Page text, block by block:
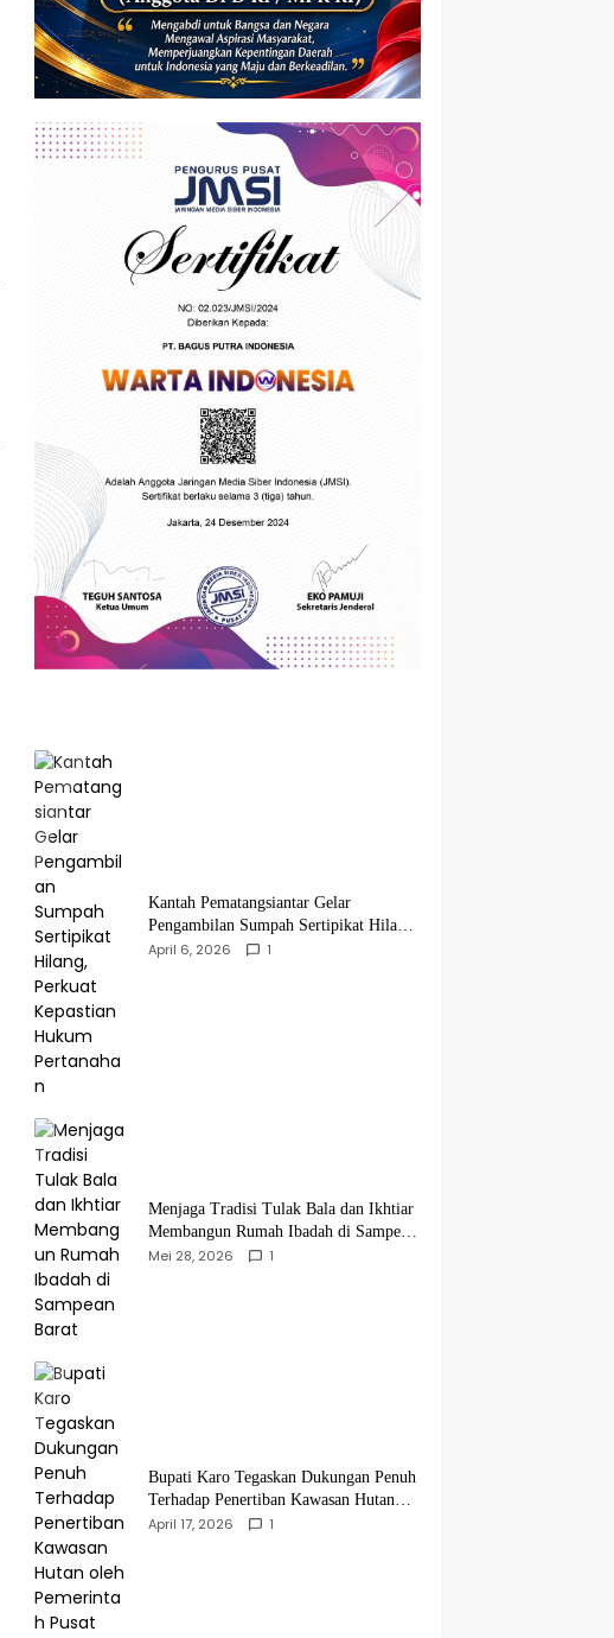
Kantah Pematangsiantar Gelar
Pengambilan Sumpah Sertipikat Hilang,
Perkuat Kepastian Hukum Pertanahan
April 6, 2026 1
Menjaga Tradisi Tulak Bala dan Ikhtiar
Membangun Rumah Ibadah di Sampean
Barat
Mei 28, 2026 1
Bupati Karo Tegaskan Dukungan Penuh
Terhadap Penertiban Kawasan Hutan
oleh Pemerintah Pusat
April 17, 2026 1